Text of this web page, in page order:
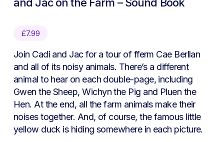
£7.99
Join Cadi and Jac for a tour of fferm Cae Berllan
and all of its noisy animals. There’s a different
animal to hear on each double-page, including
Gwen the Sheep, Wichyn the Pig and Pluen the
Hen. At the end, all the farm animals make their
noises together. And, of course, the famous little
yellow duck is hiding somewhere in each picture.